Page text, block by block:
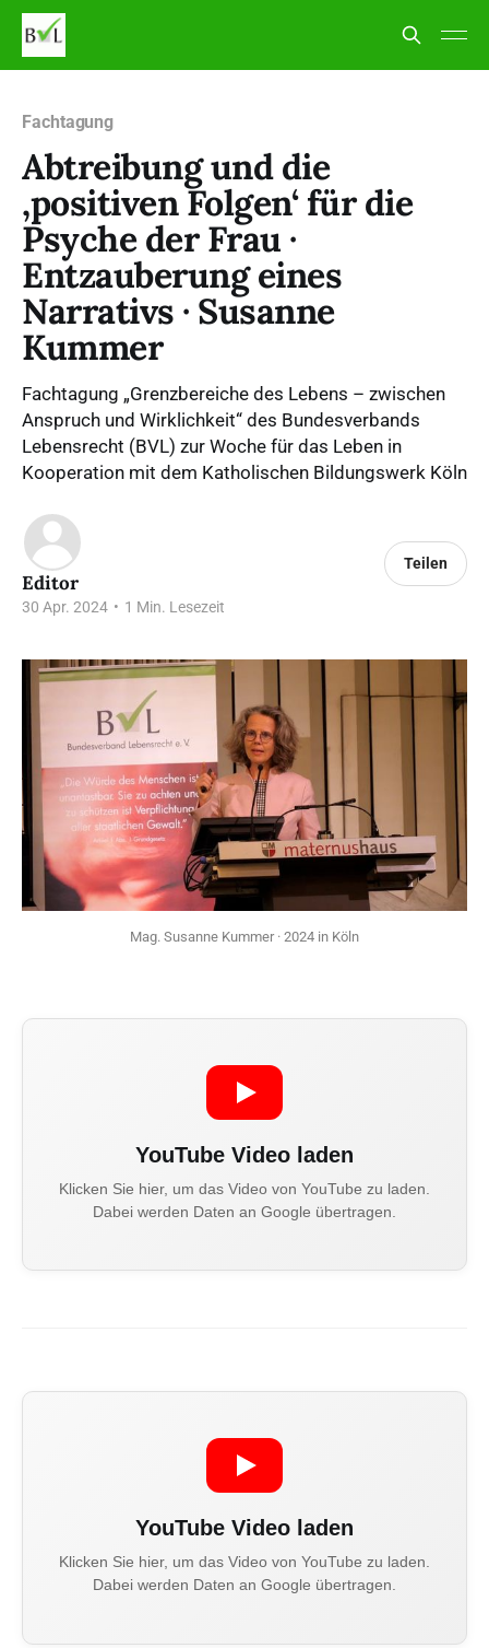
Fachtagung
Abtreibung und die
‚positiven Folgen‘ für die
Psyche der Frau ·
Entzauberung eines
Narrativs · Susanne
Kummer
Fachtagung „Grenzbereiche des Lebens – zwischen
Anspruch und Wirklichkeit“ des Bundesverbands
Lebensrecht (BVL) zur Woche für das Leben in
Kooperation mit dem Katholischen Bildungswerk Köln
Editor
30 Apr. 2024 • 1 Min. Lesezeit
Teilen
Mag. Susanne Kummer · 2024 in Köln
YouTube Video laden
Klicken Sie hier, um das Video von YouTube zu laden.
Dabei werden Daten an Google übertragen.
YouTube Video laden
Klicken Sie hier, um das Video von YouTube zu laden.
Dabei werden Daten an Google übertragen.